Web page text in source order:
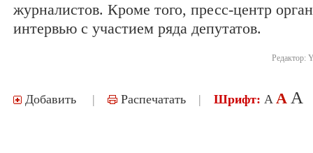
журналистов. Кроме того, пресс-центр
интервью с участием ряда депутатов.
Редактор:
Добавить | Распечатать | Шрифт: A A A